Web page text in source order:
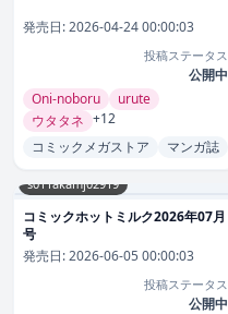
発売日:2026-04-24 00:00:03
投稿ステータス
公開中
Oni-noboru
urute
ウタタネ +12
コミックメガストア
マンガ誌
s011akamj02919
コミックホットミルク2026年07月
号
発売日:2026-06-05 00:00:03
投稿ステータス
公開中